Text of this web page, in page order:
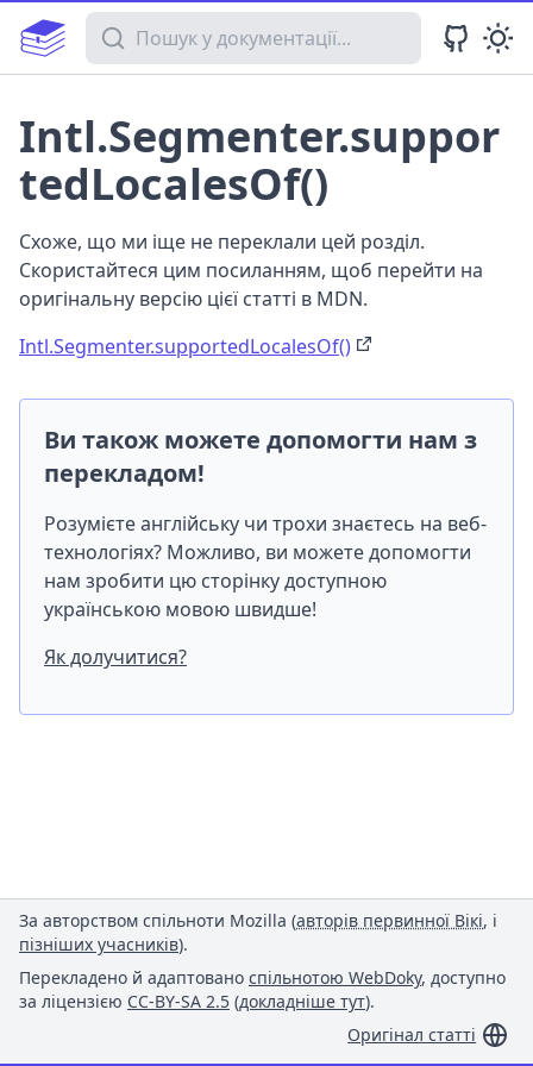
Пошук у документації
Intl.Segmenter.suppor
tedLocalesOf()
Схоже, що ми іще не переклали цей розділ.
Скористайтеся цим посиланням, щоб перейти на
оригінальну версію цієї статті в MDN.
Intl.Segmenter.supportedLocalesOf()
Ви також можете допомогти нам з
перекладом!
Розумієте англійську чи трохи знаєтесь на веб-
технологіях? Можливо, ви можете допомогти
нам зробити цю сторінку доступною
українською мовою швидше!
Як долучитися?
За авторством спільноти Mozilla (авторів первинної Вікі, і
пізніших учасників).
Перекладено й адаптовано спільнотою WebDoky, доступно
за ліцензією CC-BY-SA 2.5 (докладніше тут).
Оригінал статті